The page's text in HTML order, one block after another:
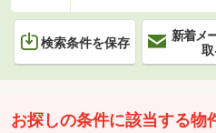
検索条件を保存
新着メ
取
お探しの条件に該当する物